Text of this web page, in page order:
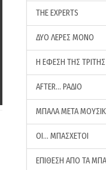
THE EXPERTS
ΔΥΟ ΛΕΡΕΣ ΜΟΝΟ
Η ΕΦΕΣΗ ΤΗΣ ΤΡΙΤΗΣ
AFTER… ΡΑΔΙΟ
ΜΠΑΛΑ ΜΕΤΑ
ΟΙ… ΜΠΑΣΧΕΤΟΙ
ΕΠΙΘΕΣΗ ΑΠΟ ΤΑ